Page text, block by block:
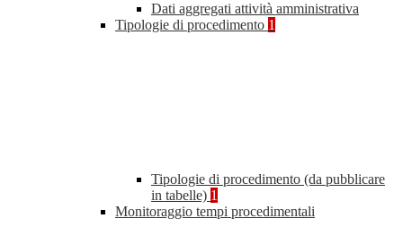
Dati aggregati attività amministrativa
Tipologie di procedimento 1
Tipologie di procedimento (da pubblicare
in tabelle) 1
Monitoraggio tempi procedimentali